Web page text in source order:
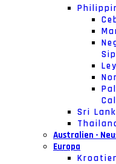
Sri
Australien -
Europa